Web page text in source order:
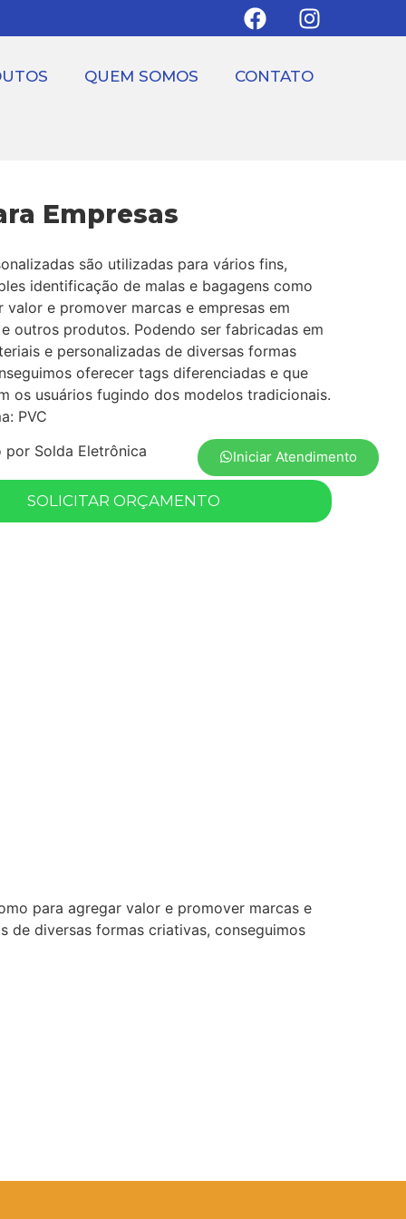
QUEM SOMOS CONTATO
Empresas
SOLICITAR ORÇAMENTO
são utilizadas para vários fins,
identificação de malas e bagagens como
valor e promover marcas e empresas em
outros produtos. Podendo ser fabricadas em
e personalizadas de diversas formas
oferecer tags diferenciadas e que
os usuários fugindo dos modelos tradicionais.
PVC
por Solda Eletrônica
para agregar valor e promover marcas e
de diversas formas criativas, conseguimos
Iniciar Atendimento